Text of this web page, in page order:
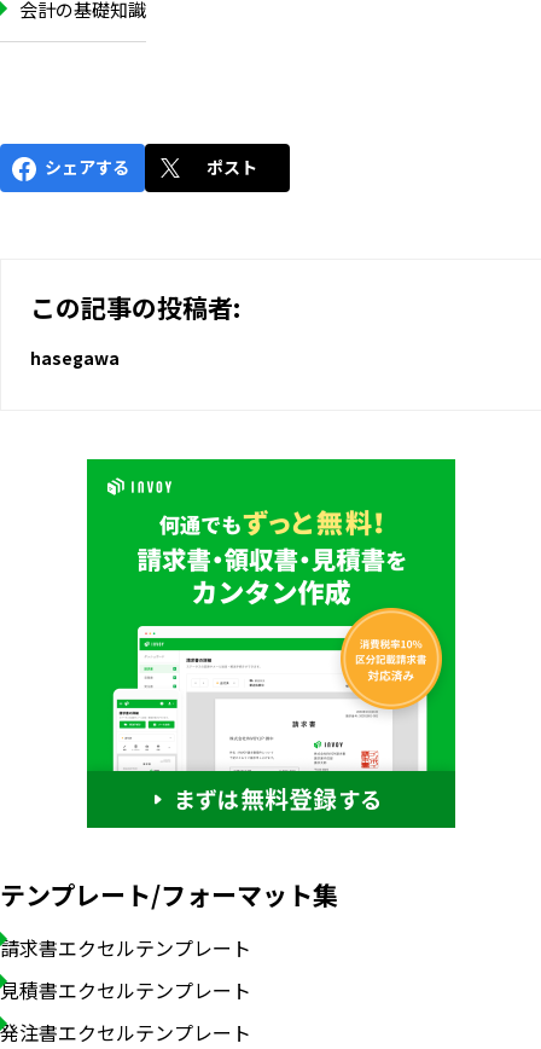
会計の基礎知識
シェアする ポスト
この記事の投稿者:
hasegawa
テンプレート/フォーマット集
請求書エクセルテンプレート
見積書エクセルテンプレート
発注書エクセルテンプレート